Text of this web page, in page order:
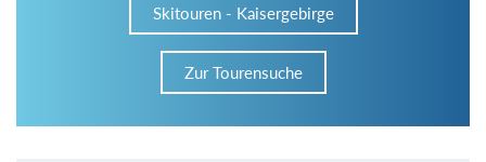
Skitouren - Kaisergebirge
Zur Tourensuche